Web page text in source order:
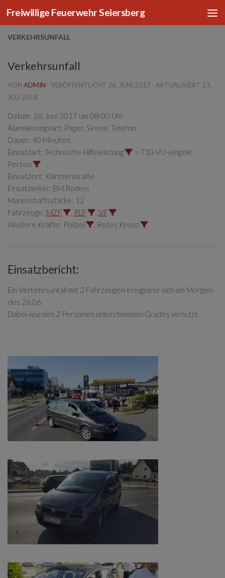
Zum Inhalt springen
Freiwillige Feuerwehr Seiersberg
VERKEHRSUNFALL
Verkehrsunfall
VON ADMIN · VERÖFFENTLICHT 26. JUNI 2017 · AKTUALISIERT 23.
JULI 2018
Datum: 26. Juni 2017 um 08:00 Uhr
Alarmierungsart: Pager, Sirene, Telefon
Dauer: 40 Minuten
Einsatzart: Technische Hilfeleistung
> T10-VU-eingekl.
Person
Einsatzort: Kärtnerstraße
Einsatzleiter: BM Romen
Mannschaftsstärke: 12
Fahrzeuge: MZF RLF
VF
Weitere Kräfte: Polizei , Rotes Kreuz
Einsatzbericht:
Ein Verkehrsunfall mit 2 Fahrzeugen ereignete sich am Morgen
des 26.06.
Dabei wurden 2 Personen unbestimmten Grades verletzt.